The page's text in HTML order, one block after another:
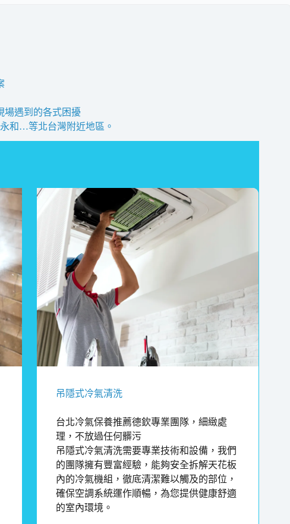
場遇到的各式困擾
和…等北台灣附近地區。
吊隱式冷氣清洗
台北冷氣保養推薦德欽專業團隊，細緻處
理，不放過任何髒污
吊隱式冷氣清洗需要專業技術和設備，我們
的團隊擁有豐富經驗，能夠安全拆解天花板
內的冷氣機組，徹底清潔難以觸及的部位，
確保空調系統運作順暢，為您提供健康舒適
的室內環境。